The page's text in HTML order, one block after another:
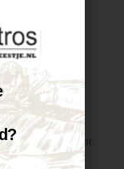
of
geschikt voor
buurtfeesten,